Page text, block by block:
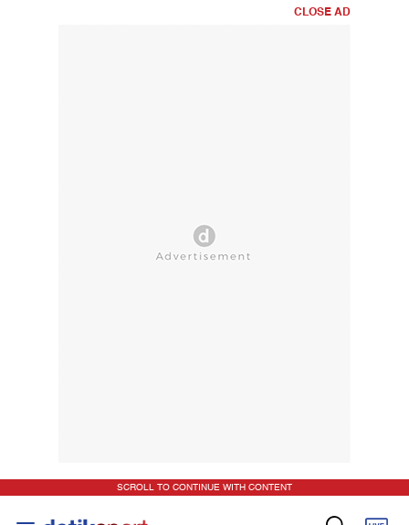
CLOSE AD
SCROLL TO CONTINUE WITH CONTENT